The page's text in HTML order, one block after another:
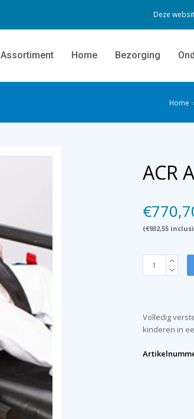
Deze
Assortiment Home Bezorging
Home
ACR
€
(€932,55
ACR
Ambulance
4)
aantal
Volledig
kinderen in